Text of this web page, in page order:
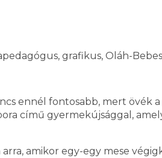
grafikus, Oláh-
ennél fontosabb, mert övék a
című gyermekújsággal,
amikor egy-egy mese